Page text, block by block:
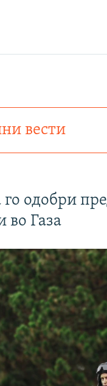
вести
го одобри
во Газа